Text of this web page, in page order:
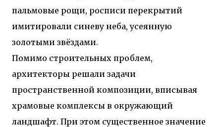
пальмовые рощи, росписи перекрытий
имитировали синеву неба, усеянную
золотыми звёздами.
Помимо строительных проблем,
архитекторы решали задачи
пространственной композиции, вписывая
храмовые комплексы в окружающий
ландшафт. При этом существенное значение